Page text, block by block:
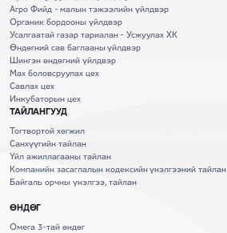
Агро Фийд - малын тэжээлийн үйлдвэр
Органик бордооны үйлдвэр
Усалгаатай газар тариалан - Усжуулах ХК
Өндөгний сав баглааны үйлдвэр
Шингэн өндөгний үйлдвэр
Мах боловсруулах цех
Савлах цех
Инкубаторын цех
ТАЙЛАНГУУД
Тогтвортой хөгжил
Санхүүгийн тайлан
Үйл ажиллагааны тайлан
Компанийн засаглалын кодексийн үнэлгээний тайлан
Байгаль орчны үнэлгээ, тайлан
ӨНДӨГ
Омега 3-тай өндөг